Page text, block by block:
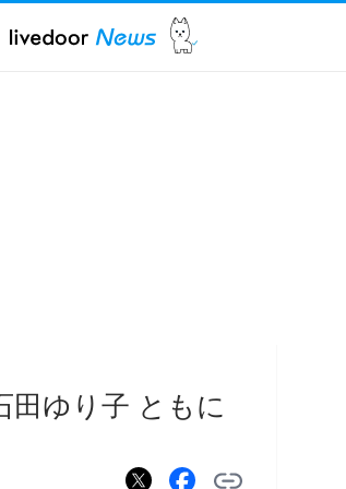
田ゆり子 ともに